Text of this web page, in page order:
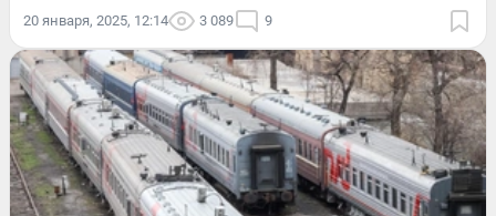
20 января, 2025, 12:14 3 089 9